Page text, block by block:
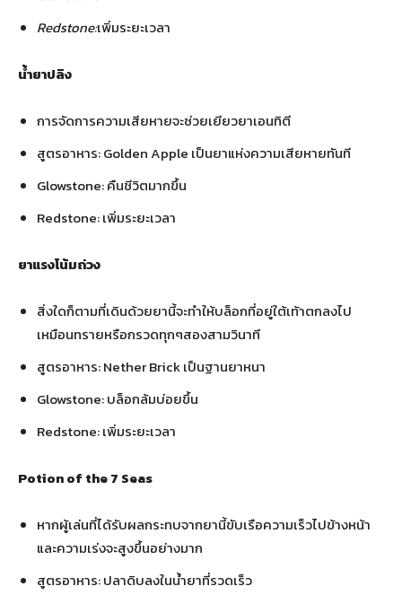
Redstone:เพิ่มระยะเวลา
น้ำยาปลิง
การจัดการความเสียหายจะช่วยเยียวยาเอนทิตี
สูตรอาหาร: Golden Apple เป็นยาแห่งความเสียหายทันที
Glowstone: คืนชีวิตมากขึ้น
Redstone: เพิ่มระยะเวลา
ยาแรงโน้มถ่วง
สิ่งใดก็ตามที่เดินด้วยยานี้จะทำให้บล็อกที่อยู่ใต้เท้าตกลงไป
เหมือนทรายหรือกรวดทุกๆสองสามวินาที
สูตรอาหาร: Nether Brick เป็นฐานยาหนา
Glowstone: บล็อกล้มบ่อยขึ้น
Redstone: เพิ่มระยะเวลา
Potion of the 7 Seas
หากผู้เล่นที่ได้รับผลกระทบจากยานี้ขับเรือความเร็วไปข้างหน้า
และความเร่งจะสูงขึ้นอย่างมาก
สูตรอาหาร: ปลาดิบลงในน้ำยาที่รวดเร็ว